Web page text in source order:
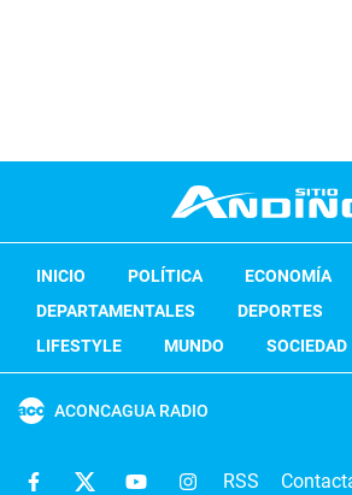
INICIO POLÍTICA ECONOMÍA
DEPARTAMENTALES
DEPORTES
LIFESTYLE
MUNDO SOCIEDAD
ACONCAGUA RADIO
RSS